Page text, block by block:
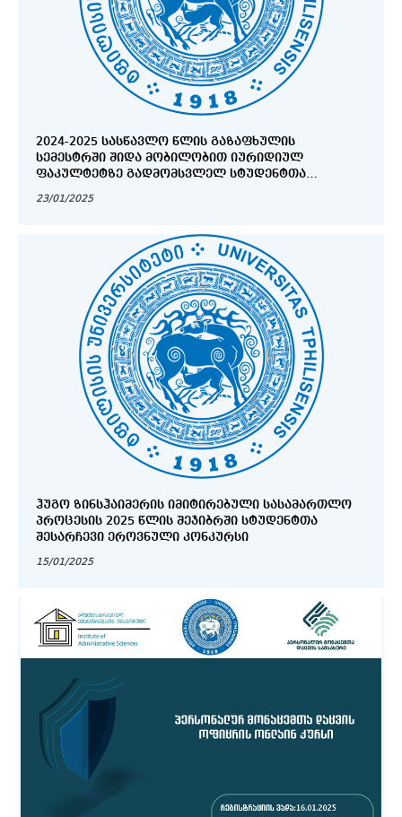
2024-2025 ᲡᲐᲡᲬᲐᲕᲚᲝ ᲬᲚᲘᲡ ᲒᲐᲖᲐᲤᲮᲣᲚᲘᲡ
ᲡᲔᲛᲔᲡᲢᲠᲨᲘ ᲨᲘᲓᲐ ᲛᲝᲑᲘᲚᲝᲑᲘᲗ ᲘᲣᲠᲘᲓᲘᲣᲚ
ᲤᲐᲙᲣᲚᲢᲔᲢᲖᲔ ᲒᲐᲓᲛᲝᲛᲡᲕᲚᲔᲚ ᲡᲢᲣᲓᲔᲜᲢᲗᲐ
23/01/2025
ᲰᲣᲒᲝ ᲖᲘᲜᲡᲰᲐᲘᲛᲔᲠᲘᲡ ᲘᲛᲘᲢᲘᲠᲔᲑᲣᲚᲘ ᲡᲐᲡᲐᲛᲐᲠᲗᲚᲝ
ᲞᲠᲝᲪᲔᲡᲘᲡ 2025 ᲬᲚᲘᲡ ᲨᲔᲯᲘᲑᲠᲨᲘ ᲡᲢᲣᲓᲔᲜᲢᲗᲐ
ᲨᲔᲡᲐᲠᲩᲔᲕᲘ ᲔᲠᲝᲕᲜᲣᲚᲘ ᲙᲝᲜᲙᲣᲠᲡᲘ
15/01/2025